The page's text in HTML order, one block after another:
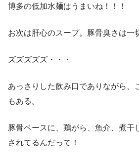
博多の低加水麺はうまいね！！！
お次は肝心のスープ。豚骨臭さは一
ズズズズズ・・・
あっさりした飲み口でありながら、
もある。
豚骨ベースに、鶏がら、魚介、煮干
されてるんだって！